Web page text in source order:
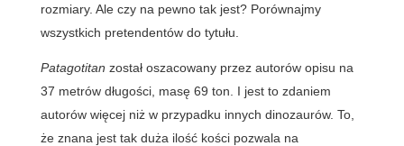
rozmiary. Ale czy na pewno tak jest? Porównajmy
wszystkich pretendentów do tytułu.
Patagotitan został oszacowany przez autorów opisu na
37 metrów długości, masę 69 ton. I jest to zdaniem
autorów więcej niż w przypadku innych dinozaurów. To,
że znana jest tak duża ilość kości pozwala na